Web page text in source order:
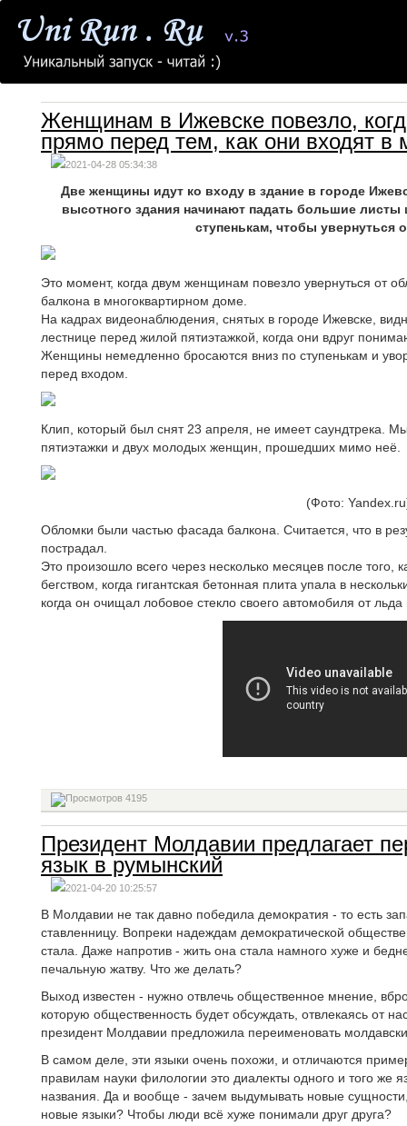
Женщинам в Ижевске повезло,
прямо перед тем, как они входят в
2021-04-28 05:34:38
Две женщины идут ко входу в здание в городе
высотного здания начинают падать большие
ступенькам, чтобы увернуться
Это момент, когда двум женщинам повезло увернуться от
балкона в многоквартирном доме.
На кадрах видеонаблюдения, снятых в городе Ижевске,
лестнице перед жилой пятиэтажкой, когда они вдруг
Женщины немедленно бросаются вниз по ступенькам и
перед входом.
Клип, который был снят 23 апреля, не имеет саундтрека.
пятиэтажки и двух молодых женщин, прошедших мимо неё.
(Фото:
Обломки были частью фасада балкона. Считается, что в
пострадал.
Это произошло всего через несколько месяцев после того,
бегством, когда гигантская бетонная плита упала в
когда он очищал лобовое стекло своего автомобиля от
4195
Президент Молдавии предлагает
язык в румынский
2021-04-20 10:25:57
В Молдавии не так давно победила демократия - то есть
ставленницу. Вопреки надеждам демократической
стала. Даже напротив - жить она стала намного хуже и
печальную жатву. Что же делать?
Выход известен - нужно отвлечь общественное мнение,
которую общественность будет обсуждать, отвлекаясь от
президент Молдавии предложила переименовать
В самом деле, эти языки очень похожи, и отличаются
правилам науки филологии это диалекты одного и того же
названия. Да и вообще - зачем выдумывать новые
новые языки? Чтобы люди всё хуже понимали друг друга?